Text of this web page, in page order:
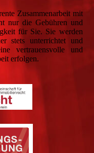
Zusammenarbeit mit
nur die Gebühren und
für Sie. Sie werden
stets unterrichtet und
vertrauensvolle und
erfolgen.